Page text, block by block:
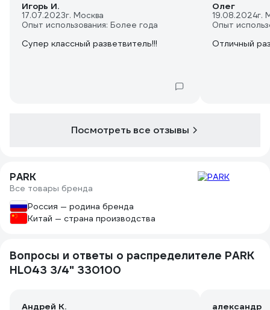
Игорь И.
17.07.2023г. Москва
Опыт использования: Более года
Супер классный разветвитель!!!
Олег
19.08.2024г.
Опыт
Отличный
Посмотреть все отзывы
PARK
Все товары бренда
Россия — родина бренда
Китай — страна производства
Вопросы и ответы о распределителе PARK
HL043 3/4" 330100
Андрей К. александр